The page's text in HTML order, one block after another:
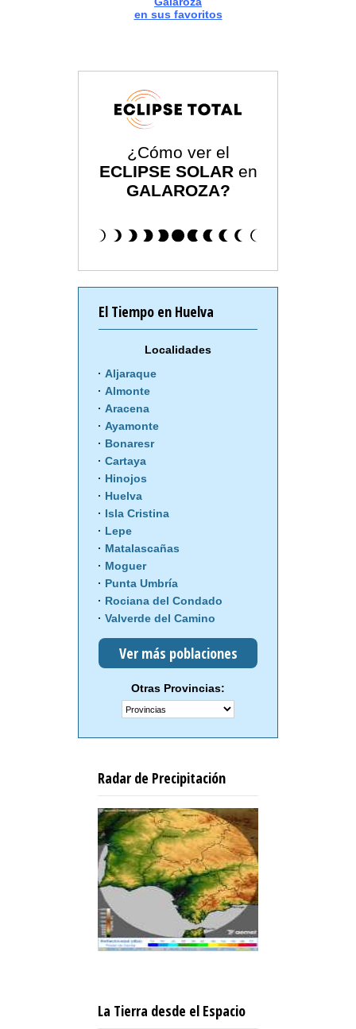
en sus favoritos
¿Cómo ver el
ECLIPSE SOLAR en
GALAROZA?
El Tiempo en Huelva
Localidades
Aljaraque
Almonte
Aracena
Ayamonte
Bonaresr
Cartaya
Hinojos
Huelva
Isla Cristina
Lepe
Matalascañas
Moguer
Punta Umbría
Rociana del Condado
Valverde del Camino
Ver más poblaciones
Otras Provincias:
Radar de Precipitación
La Tierra desde el Espacio